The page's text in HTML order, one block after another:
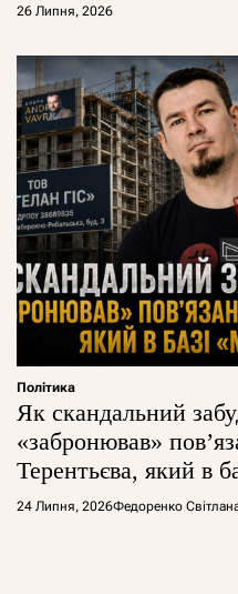
26 Липня, 2026
Політика
Як скандальний
«забронював»
Терентьєва, який в
24 Липня, 2026Федоренко